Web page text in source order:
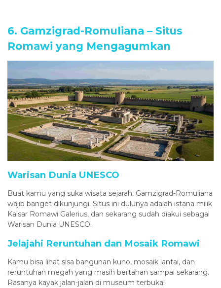
6. Gamzigrad-Romuliana – Situs
Romawi yang Mengagumkan
Warisan Dunia UNESCO
Buat kamu yang suka wisata sejarah, Gamzigrad-Romuliana
wajib banget dikunjungi. Situs ini dulunya adalah istana milik
Kaisar Romawi Galerius, dan sekarang sudah diakui sebagai
Warisan Dunia UNESCO.
Jelajahi Reruntuhan dan Mosaik Romawi
Kamu bisa lihat sisa bangunan kuno, mosaik lantai, dan
reruntuhan megah yang masih bertahan sampai sekarang.
Rasanya kayak jalan-jalan di museum terbuka!